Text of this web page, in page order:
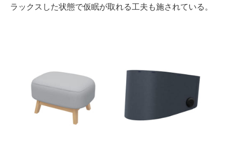
ラックスした状態で仮眠が取れる工夫も施されている。